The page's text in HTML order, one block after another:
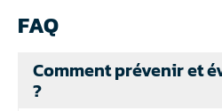
FAQ
Comment prévenir et
?